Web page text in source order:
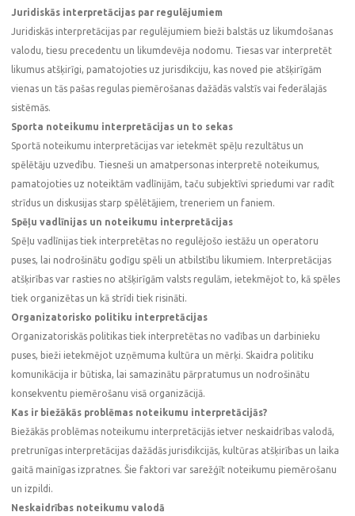
Juridiskās interpretācijas par regulējumiem
Juridiskās interpretācijas par regulējumiem bieži balstās uz likumdošanas
valodu, tiesu precedentu un likumdevēja nodomu. Tiesas var interpretēt
likumus atšķirīgi, pamatojoties uz jurisdikciju, kas noved pie atšķirīgām
vienas un tās pašas regulas piemērošanas dažādās valstīs vai federālajās
sistēmās.
Sporta noteikumu interpretācijas un to sekas
Sportā noteikumu interpretācijas var ietekmēt spēļu rezultātus un
spēlētāju uzvedību. Tiesneši un amatpersonas interpretē noteikumus,
pamatojoties uz noteiktām vadlīnijām, taču subjektīvi spriedumi var radīt
strīdus un diskusijas starp spēlētājiem, treneriem un faniem.
Spēļu vadlīnijas un noteikumu interpretācijas
Spēļu vadlīnijas tiek interpretētas no regulējošo iestāžu un operatoru
puses, lai nodrošinātu godīgu spēli un atbilstību likumiem. Interpretācijas
atšķirības var rasties no atšķirīgām valsts regulām, ietekmējot to, kā spēles
tiek organizētas un kā strīdi tiek risināti.
Organizatorisko politiku interpretācijas
Organizatoriskās politikas tiek interpretētas no vadības un darbinieku
puses, bieži ietekmējot uzņēmuma kultūra un mērķi. Skaidra politiku
komunikācija ir būtiska, lai samazinātu pārpratumus un nodrošinātu
konsekventu piemērošanu visā organizācijā.
Kas ir biežākās problēmas noteikumu interpretācijās?
Biežākās problēmas noteikumu interpretācijās ietver neskaidrības valodā,
pretrunīgas interpretācijas dažādās jurisdikcijās, kultūras atšķirības un laika
gaitā mainīgas izpratnes. Šie faktori var sarežģīt noteikumu piemērošanu
un izpildi.
Neskaidrības noteikumu valodā